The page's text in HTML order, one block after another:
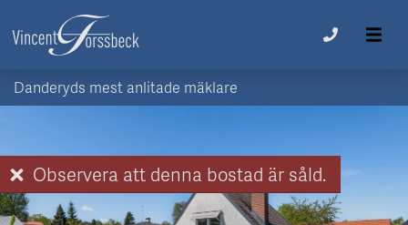
Danderyds mest anlitade mäklare
Observera att denna bostad är såld.